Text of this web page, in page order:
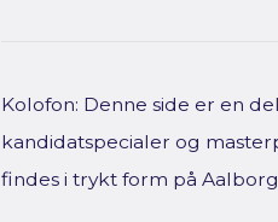
Kolofon: Denne side er en
kandidatspecialer og
findes i trykt form på